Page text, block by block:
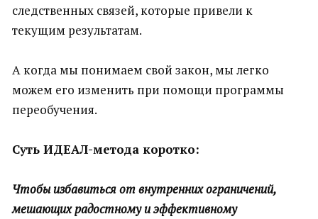
следственных связей, которые привели к
текущим результатам.
А когда мы понимаем свой закон, мы легко
можем его изменить при помощи программы
переобучения.
Суть ИДЕАЛ-метода коротко:
Чтобы избавиться от внутренних ограничений,
мешающих радостному и эффективному